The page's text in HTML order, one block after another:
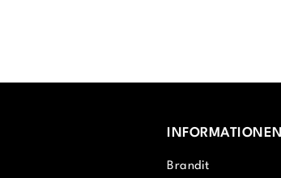
INFORMATIONEN
Brandit